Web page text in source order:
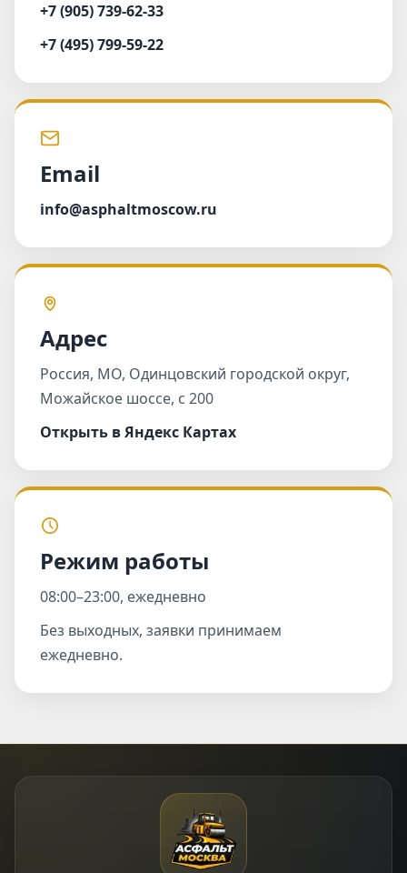
+7 (905) 739-62-33
+7 (495) 799-59-22
Email
info@asphaltmoscow.ru
Адрес
Россия, МО, Одинцовский городской округ,
Можайское шоссе, с 200
Открыть в Яндекс Картах
Режим работы
08:00–23:00, ежедневно
Без выходных, заявки принимаем
ежедневно.